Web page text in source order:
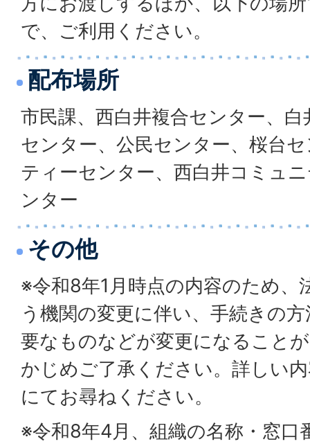
で、ご利用ください。
配布場所
市民課、西白井複合センター、
センター、公民センター、桜台
ティーセンター、西白井コミュ
ンター
その他
※令和8年1月時点の内容のため、
う機関の変更に伴い、手続きの
要なものなどが変更になること
かじめご了承ください。詳しい
にてお尋ねください。
※令和8年4月、組織の名称・窓口